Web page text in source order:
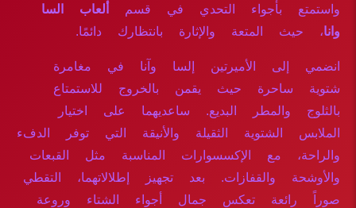
واستمتع بأجواء التحدي في قسم
ألعاب السا
وانا، حيث المتعة والإثارة بانتظارك دائمًا.
انضمي إلى الأميرتين إلسا وآنا في مغامرة
شتوية ساحرة حيث يقمن بالخروج للاستمتاع
بالثلوج والمطر البديع. ساعديهما على اختيار
الملابس الشتوية الثقيلة والأنيقة التي توفر الدفء
والراحة، مع الإكسسوارات المناسبة مثل القبعات
والأوشحة والقفازات. بعد تجهيز إطلالاتهما، التقطي
صوراً رائعة تعكس جمال أجواء الشتاء وروعة